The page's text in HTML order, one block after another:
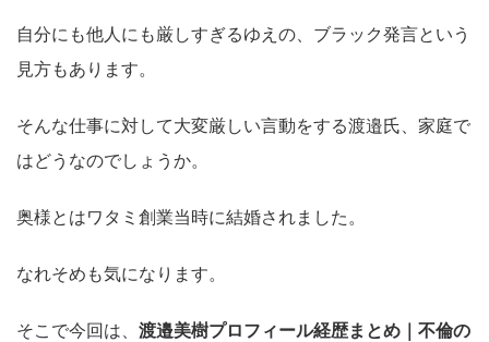
自分にも他人にも厳しすぎるゆえの、ブラック発言という
見方もあります。
そんな仕事に対して大変厳しい言動をする渡邉氏、家庭で
はどうなのでしょうか。
奥様とはワタミ創業当時に結婚されました。
なれそめも気になります。
そこで今回は、 渡邉美樹プロフィール経歴まとめ｜不倫の